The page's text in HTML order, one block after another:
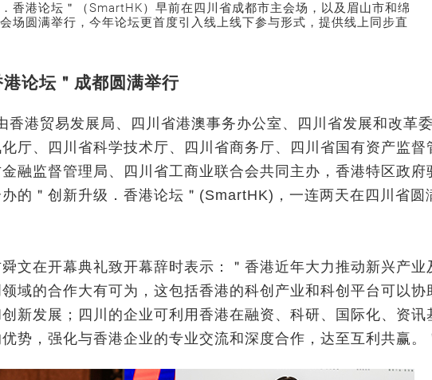
香港论坛＂（SmartHK）早前在四川省成都市主会场，以及眉山市和绵
场圆满举行，今年论坛更首度引入线上线下参与形式，提供线上同步直
港论坛＂成都圆满举行
香港贸易发展局、四川省港澳事务办公室、四川省发展和改革委
厅、四川省科学技术厅、四川省商务厅、四川省国有资产监督
融监督管理局、四川省工商业联合会共同主办，香港特区政府
的＂创新升级．香港论坛＂(SmartHK)，一连两天在四川省圆
文在开幕典礼致开幕辞时表示：＂香港近年大力推动新兴产业
域的合作大有可为，这包括香港的科创产业和科创平台可以协
新发展；四川的企业可利用香港在融资、科研、国际化、资讯
势，强化与香港企业的专业交流和深度合作，达至互利共赢。